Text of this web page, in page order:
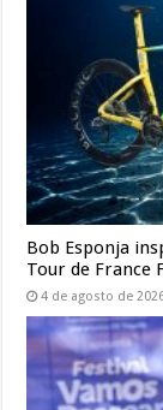
Bob Esponja
Tour de France
4 de agosto de